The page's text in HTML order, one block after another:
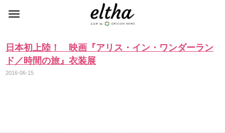
日本初上陸！ 映画『アリス・イン・ワンダーラン
ド／時間の旅』衣装展
2016-06-15